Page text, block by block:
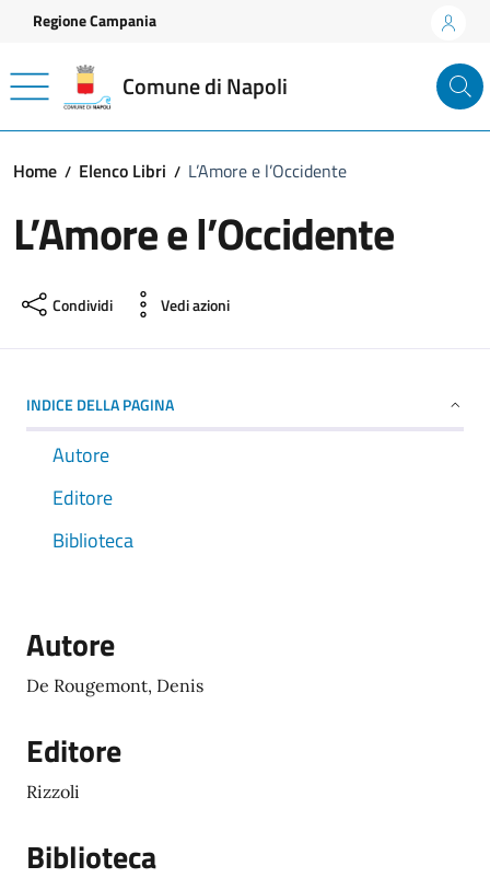
Vai ai contenuti
Vai al footer
Regione Campania
Comune di Napoli
Home Elenco Libri L’Amore e l’Occidente
L’Amore e l’Occidente
Condividi Vedi azioni
INDICE DELLA PAGINA
Autore
Editore
Biblioteca
Autore
De Rougemont, Denis
Editore
Rizzoli
Biblioteca